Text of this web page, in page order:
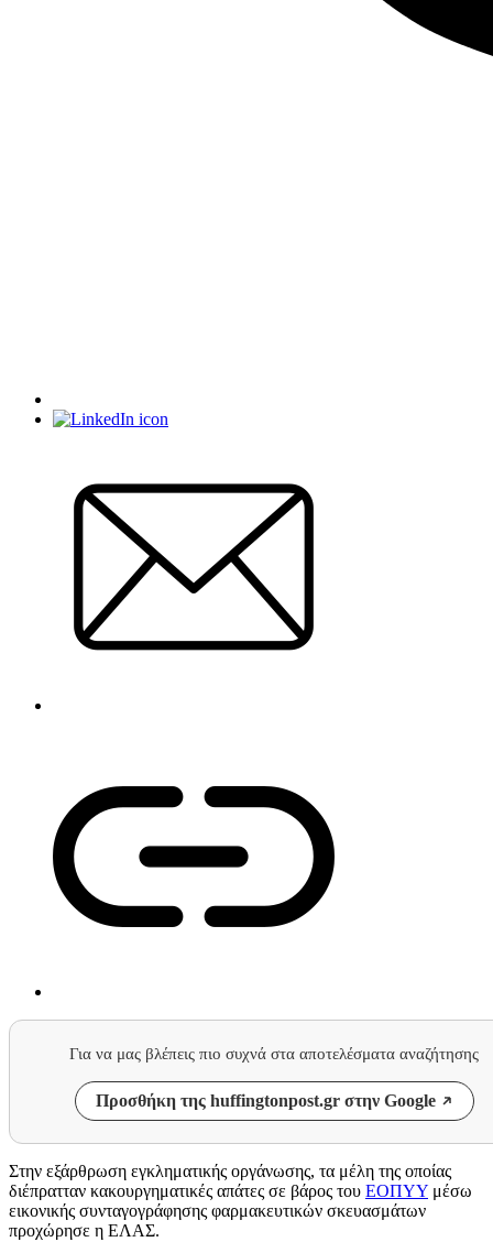
Για να μας βλέπεις πιο συχνά στα αποτελέσματα αναζήτησης
Προσθήκη της huffingtonpost.gr στην Google
Στην εξάρθρωση εγκληματικής οργάνωσης, τα μέλη της οποίας
διέπρατταν κακουργηματικές απάτες σε βάρος του ΕΟΠΥΥ μέσω
εικονικής συνταγογράφησης φαρμακευτικών σκευασμάτων
προχώρησε η ΕΛΑΣ.